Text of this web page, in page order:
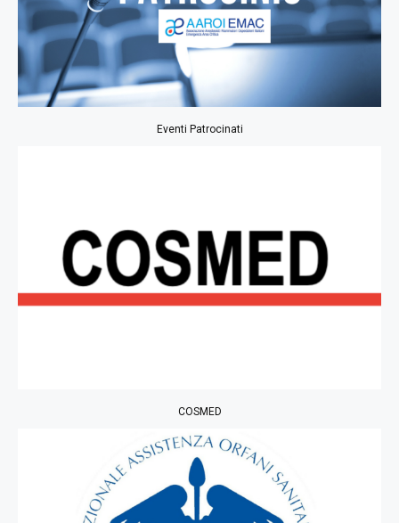
Eventi Patrocinati
COSMED